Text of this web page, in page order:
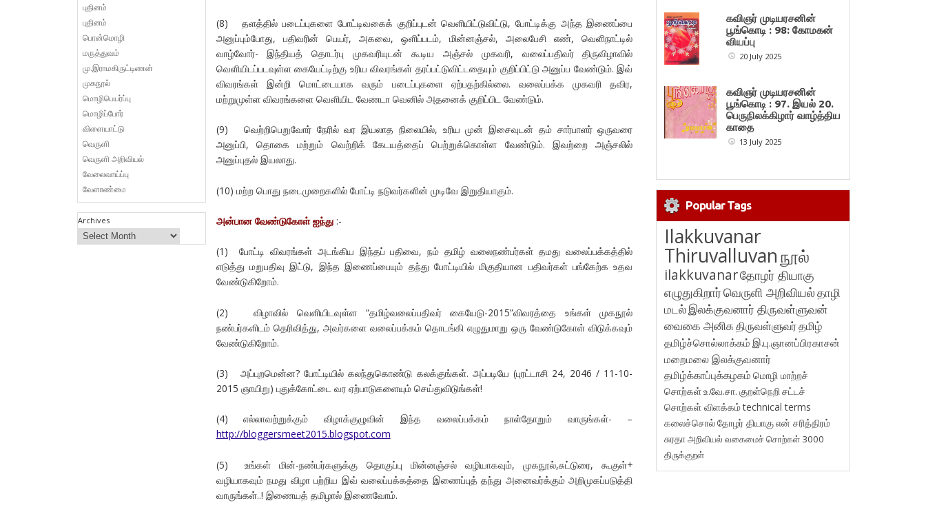
(8) தளத்தில் படைப்புகளை போட்டிவகைக் குறிப்புடன் வெளியிட்டுவிட்டு, போட்டிக்கு அந்த இணைப்பை
அனுப்பும்போது, பதிவரின் பெயர், அகவை, ஒளிப்படம், மின்னஞ்சல், அலைபேசி எண், வெளிநாட்டில்
வாழ்வோர்- இந்தியத் தொடர்பு முகவரியுடன் கூடிய அஞ்சல் முகவரி, வலைப்பதிவர் திருவிழாவில்
வெளியிடப்படவுள்ள கையேட்டிற்கு உரிய விவரங்கள் தரப்பட்டுவிட்டதையும் குறிப்பிட்டு அனுப்ப வேண்டும். இவ்
விவரங்கள் இன்றி மொட்டையாக வரும் படைப்புகளை ஏற்பதற்கில்லை. வலைப்பக்க முகவரி தவிர,
மற்றுமுள்ள விவரங்களை வெளியிட வேணடா வெனில் அதனைக் குறிப்பிட வேண்டும்.
(9) வெற்றிபெறுவோர் நேரில் வர இயலாத நிலையில், உரிய முன் இசைவுடன் தம் சார்பாளர் ஒருவரை
அனுப்பி, தொகை மற்றும் வெற்றிக் கேடயத்தைப் பெற்றுக்கொள்ள வேண்டும். இவற்றை அஞ்சலில்
அனுப்புதல் இயலாது.
(10) மற்ற பொது நடைமுறைகளில் போட்டி நடுவர்களின் முடிவே இறுதியாகும்.
அன்பான வேண்டுகோள் ஐந்து:-
(1) போட்டி விவரங்கள் அடங்கிய இந்தப் பதிவை, நம் தமிழ் வலைநண்பர்கள் தமது வலைப்பக்கத்தில்
எடுத்து மறுபதிவு இட்டு, இந்த இணைப்பையும் தந்து போட்டியில் மிகுதியான பதிவர்கள் பங்கேற்க உதவ
வேண்டுகிறோம்.
(2) விழாவில் வெளியிடவுள்ள “தமிழ்வலைப்பதிவர் கையேடு-2015”விவரத்தை உங்கள் முகநூல்
நண்பர்களிடம் தெரிவித்து, அவர்களை வலைப்பக்கம் தொடங்கி எழுதுமாறு ஒரு வேண்டுகோள் விடுக்கவும்
வேண்டுகிறோம்.
(3) அப்புறமென்ன? போட்டியில் கலந்துகொண்டு கலக்குங்கள். அப்படியே (புரட்டாசி 24, 2046 / 11-10-
2015 ஞாயிறு) புதுக்கோட்டை வர ஏற்பாடுகளையும் செய்துவிடுங்கள்!
(4) எல்லாவற்றுக்கும் விழாக்குழுவின் இந்த வலைப்பக்கம் நாள்தோறும் வாருங்கள்- –
http://bloggersmeet2015.blogspot.com
(5) உங்கள் மின்-நண்பர்களுக்கு தொகுப்பு மின்னஞ்சல் வழியாகவும், முகநூல்,சுட்டுரை, கூகுள்+
வழியாகவும் நமது விழா பற்றிய இவ் வலைப்பக்கத்தை இணைப்புத் தந்து அனைவர்க்கும் அறிமுகப்படுத்தி
வாருங்கள்..! இணையத் தமிழால் இணைவோம்.
புதினம்
புதினம்
பொன்மொழி
மருத்துவம்
மு.இராமகிருட்டிணன்
முகநூல்
மொழிபெயர்ப்பு
மொழிப்போர்
விளையாட்டு
வெருளி
வெருளி அறிவியல்
வேலைவாய்ப்பு
வேளாண்மை
Archives
கவிஞர் முடியரசனின்
பூங்கொடி : 98: கோமகன்
வியப்பு
20 July 2025
கவிஞர் முடியரசனின்
பூங்கொடி : 97. இயல் 20.
பெருநிலக்கிழார் வாழ்த்திய
காதை
13 July 2025
Popular Tags
Ilakkuvanar
Thiruvalluvanநூல்
ilakkuvanarதோழர் தியாகு
எழுதுகிறார்வெருளி அறிவியல்தாழி
மடல்இலக்குவனார் திருவள்ளுவன்
வைகை அனிசுதிருவள்ளுவர்தமிழ்
தமிழ்ச்சொல்லாக்கம் இ.பு.ஞானப்பிரகாசன்
மறைமலை இலக்குவனார்
தமிழ்க்காப்புக்கழகம் மொழி மாற்றச்
சொற்கள்உ.வே.சா. குறள்நெறி சட்டச்
சொற்கள் விளக்கம்technical terms
கலைச்சொல்தோழர் தியாகுஎன் சரித்திரம்
சுரதாஅறிவியல் வகைமைச் சொற்கள் 3000
திருக்குறள்